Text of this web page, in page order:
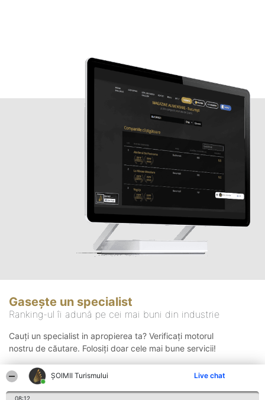
ȘOIMII Turismului Live chat
08:12
Gasește un specialist
Ranking-ul îi adună pe cei mai buni din industrie
Cauți un specialist in apropierea ta? Verificați motorul
nostru de căutare. Folosiți doar cele mai bune servicii!